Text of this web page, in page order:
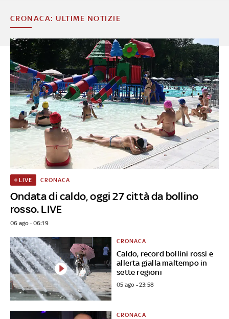
CRONACA: ULTIME NOTIZIE
Ondata di caldo, oggi 27 città da bollino
rosso. LIVE
LIVE CRONACA
06 ago - 06:19
Caldo, record bollini rossi e
allerta gialla maltempo in
sette regioni
CRONACA
05 ago - 23:58
CRONACA